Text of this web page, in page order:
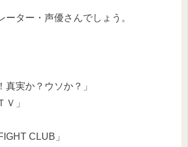
ーター・声優さんでしょう。
真実か？ウソか？」
Ｖ」
CLUB」